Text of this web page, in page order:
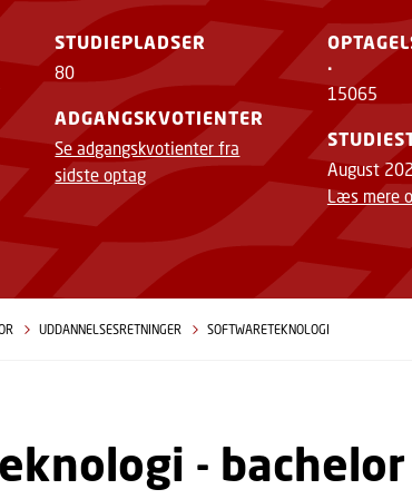
STUDIEPLADSER
80
ADGANGSKVOTIENTER
Se adgangskvotienter fra
sidste optag
.
15065
August
Læs mere
UDDANNELSESRETNINGER SOFTWARETEKNOLOGI
- bachelor